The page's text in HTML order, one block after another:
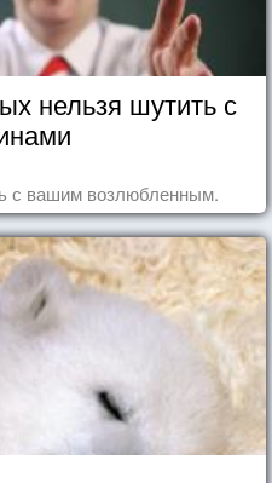
нельзя шутить с
с вашим возлюбленным.